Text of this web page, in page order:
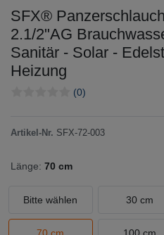
SFX®
2.1/2"AG
Sanitär - Solar -
Heizung
(0)
Artikel-Nr. SFX-72-003
Länge: 70 cm
Bitte wählen 30 cm
70 cm 100 cm